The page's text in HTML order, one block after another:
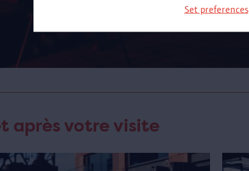
Set preferences
après votre visite